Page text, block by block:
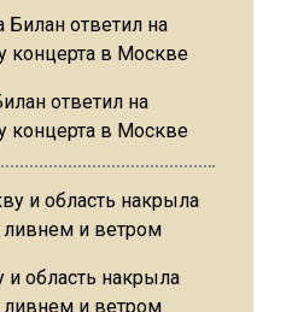
ответил на
концерта в Москве
и область накрыла
ливнем и ветром